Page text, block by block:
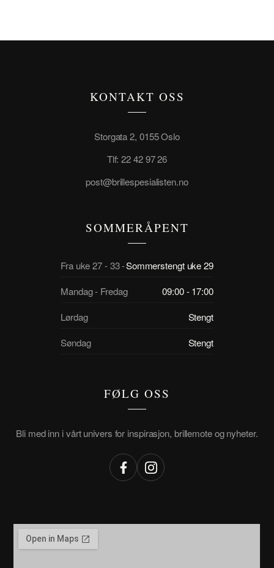
KONTAKT OSS
Storgata 2, 0155 Oslo
Tlf: 22 42 97 26
post@brillespesialisten.no
SOMMERÅPENT
Fra uke 27 - 33 -Sommerstengt uke 29
Mandag - Fredag
09:00 - 17:00
Lørdag
Stengt
Søndag
Stengt
FØLG OSS
Bli med inn i vårt univers for inspirasjon, brillemote og nyheter.